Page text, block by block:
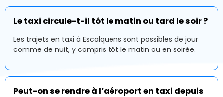
Le taxi circule-t-il tôt le matin ou tard le soir ?
Les trajets en taxi à Escalquens sont possibles de jour
comme de nuit, y compris tôt le matin ou en soirée.
Peut-on se rendre à l’aéroport en taxi depuis